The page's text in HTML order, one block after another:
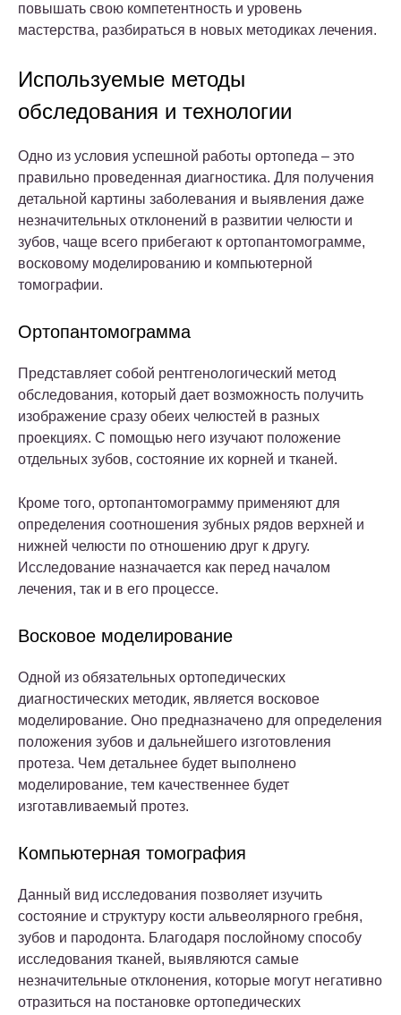
повышать свою компетентность и уровень
мастерства, разбираться в новых методиках лечения.
Используемые методы
обследования и технологии
Одно из условия успешной работы ортопеда – это
правильно проведенная диагностика. Для получения
детальной картины заболевания и выявления даже
незначительных отклонений в развитии челюсти и
зубов, чаще всего прибегают к ортопантомограмме,
восковому моделированию и компьютерной
томографии.
Ортопантомограмма
Представляет собой рентгенологический метод
обследования, который дает возможность получить
изображение сразу обеих челюстей в разных
проекциях. С помощью него изучают положение
отдельных зубов, состояние их корней и тканей.
Кроме того, ортопантомограмму применяют для
определения соотношения зубных рядов верхней и
нижней челюсти по отношению друг к другу.
Исследование назначается как перед началом
лечения, так и в его процессе.
Восковое моделирование
Одной из обязательных ортопедических
диагностических методик, является восковое
моделирование. Оно предназначено для определения
положения зубов и дальнейшего изготовления
протеза. Чем детальнее будет выполнено
моделирование, тем качественнее будет
изготавливаемый протез.
Компьютерная томография
Данный вид исследования позволяет изучить
состояние и структуру кости альвеолярного гребня,
зубов и пародонта. Благодаря послойному способу
исследования тканей, выявляются самые
незначительные отклонения, которые могут негативно
отразиться на постановке ортопедических